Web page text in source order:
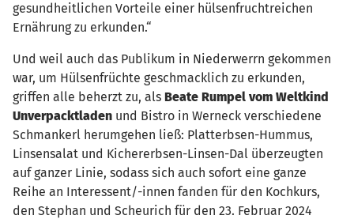
gesundheitlichen Vorteile einer hülsenfruchtreichen
Ernährung zu erkunden.“
Und weil auch das Publikum in Niederwerrn gekommen
war, um Hülsenfrüchte geschmacklich zu erkunden,
griffen alle beherzt zu, als Beate Rumpel vom Weltkind
Unverpacktladen und Bistro in Werneck verschiedene
Schmankerl herumgehen ließ: Platterbsen-Hummus,
Linsensalat und Kichererbsen-Linsen-Dal überzeugten
auf ganzer Linie, sodass sich auch sofort eine ganze
Reihe an Interessent/-innen fanden für den Kochkurs,
den Stephan und Scheurich für den 23. Februar 2024